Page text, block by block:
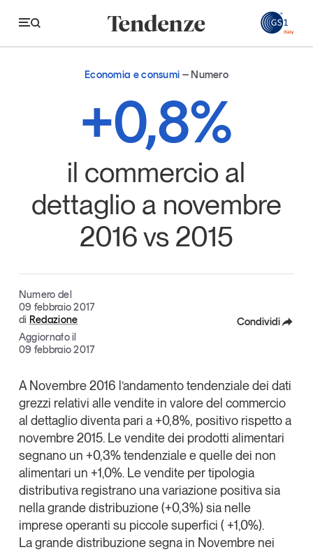
Tendenze
Economia e consumi
Innovazione
Logistica
Retail e brand
Sostenibilità
Magazine
Articoli
Opinioni
Il Numero
Interviste
Comunicati stampa
Video
Podcast
Tutti gli studi e le ricerche
Eventi e formazione
Tutti gli appuntamenti
Economia e consumi Numero
+0,8%
il commercio al
dettaglio a novembre
2016 vs 2015
Numero del
09 febbraio 2017
di Redazione
Aggiornato il
09 febbraio 2017
Condividi
Linkedin
Copia Link
A Novembre 2016 l’andamento tendenziale dei dati
grezzi relativi alle vendite in valore del commercio
al dettagliodiventa pari a +0,8%, positivo rispetto a
novembre 2015. Le vendite dei prodotti alimentari
segnano un +0,3% tendenziale e quelle dei non
alimentari un +1,0%. Le vendite per tipologia
distributiva registrano una variazione positiva sia
nellagrande distribuzione(+0,3%) sia nelle
imprese operanti su piccole superfici ( +1,0%).
La grande distribuzione segna in Novembre nei